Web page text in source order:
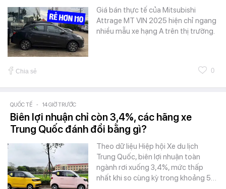
Giá bán thực tế của Mitsubishi
Attrage MT VIN 2025 hiện chỉ ngang
nhiều mẫu xe hạng A trên thị trường.
Chia sẻ 0
QUỐC TẾ - 14 GIỜ TRƯỚC
Biên lợi nhuận chỉ còn 3,4%, các hãng xe
Trung Quốc đánh đổi bằng gì?
Theo dữ liệu Hiệp hội Xe du lịch
Trung Quốc, biên lợi nhuận toàn
ngành rơi xuống 3,4%, mức thấp
nhất khi so cùng kỳ trong khoảng 5…